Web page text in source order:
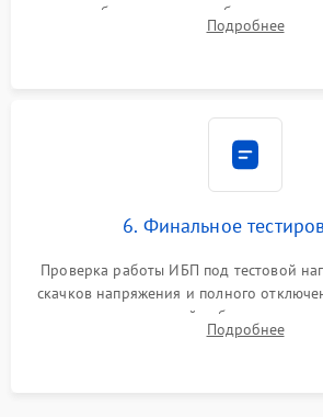
калибровки констант батареи,
срабатывания AVR и сброса
Подробнее
6. Финальное
Проверка работы ИБП под тестовой
скачков напряжения и полного
времени автономной работы,
корректности формыПодробнее